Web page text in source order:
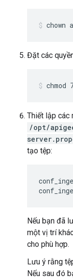
chown
Đặt các
chmod
Thiết lập các
/opt/
tạo tệp:
Nếu bạn đã
một vị trí
cho phù hợp.
Lưu ý rằng
Nếu sau đó